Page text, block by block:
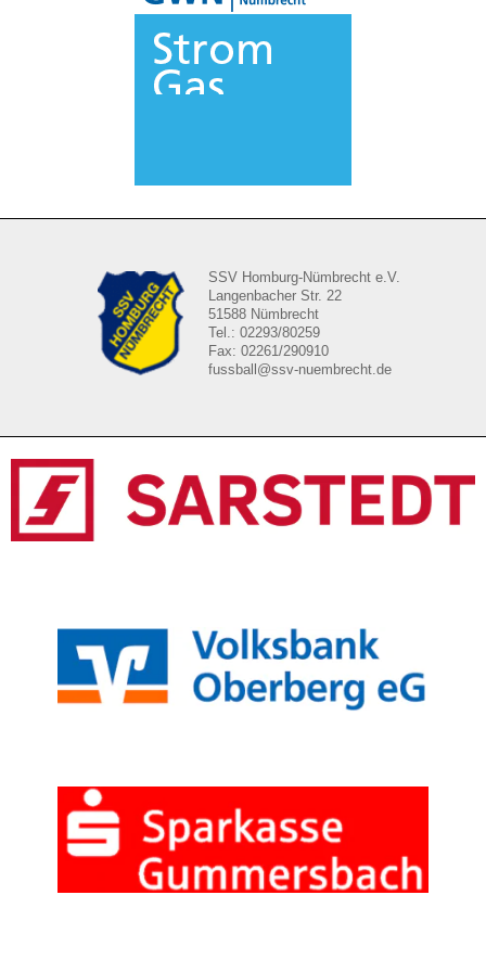
SSV Homburg-Nümbrecht e.V.
Langenbacher Str. 22
51588 Nümbrecht
Tel.: 02293/80259
Fax: 02261/290910
fussball@ssv-nuembrecht.de